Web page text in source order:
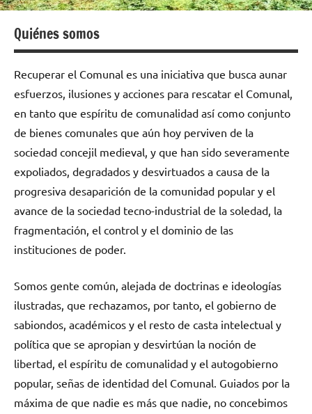
sido,
y
serán.
ABC:
Auzolan,
Comunal.
Quiénes somos
Recuperar el Comunal es una iniciativa que busca aunar
esfuerzos, ilusiones y acciones para rescatar el Comunal,
en tanto que espíritu de comunalidad así como conjunto
de bienes comunales que aún hoy perviven de la
sociedad concejil medieval, y que han sido severamente
expoliados, degradados y desvirtuados a causa de la
progresiva desaparición de la comunidad popular y el
avance de la sociedad tecno-industrial de la soledad, la
fragmentación, el control y el dominio de las
instituciones de poder.
Somos gente común, alejada de doctrinas e ideologías
ilustradas, que rechazamos, por tanto, el gobierno de
sabiondos, académicos y el resto de casta intelectual y
política que se apropian y desvirtúan la noción de
libertad, el espíritu de comunalidad y el autogobierno
popular, señas de identidad del Comunal. Guiados por la
máxima de que nadie es más que nadie, no concebimos